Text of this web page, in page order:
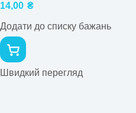
14,00 ₴
Додати до списку бажань
Швидкий перегляд